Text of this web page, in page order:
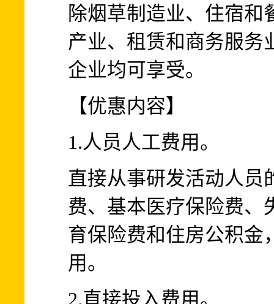
除烟草制造业、住宿和
产业、租赁和商务服务
企业均可享受。
【优惠内容】
1.人员人工费用。
直接从事研发活动人员
费、基本医疗保险费、
育保险费和住房公积金
用。
2.直接投入费用。